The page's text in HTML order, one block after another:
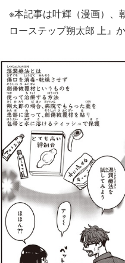
※本記事は叶輝（漫画）、
ローステップ朔太郎 上』